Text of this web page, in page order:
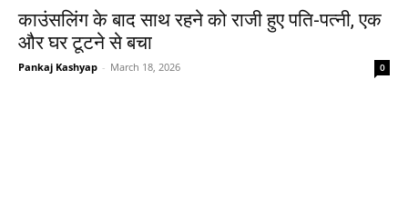
काउंसलिंग के बाद साथ रहने को राजी हुए पति-पत्नी, एक
और घर टूटने से बचा
Pankaj Kashyap - March 18, 2026 0